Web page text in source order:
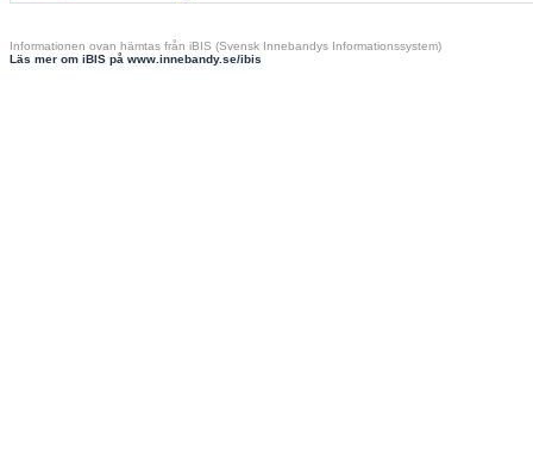
Informationen ovan hämtas från iBIS (Svensk Innebandys Informationssystem)
Läs mer om iBIS på www.innebandy.se/ibis